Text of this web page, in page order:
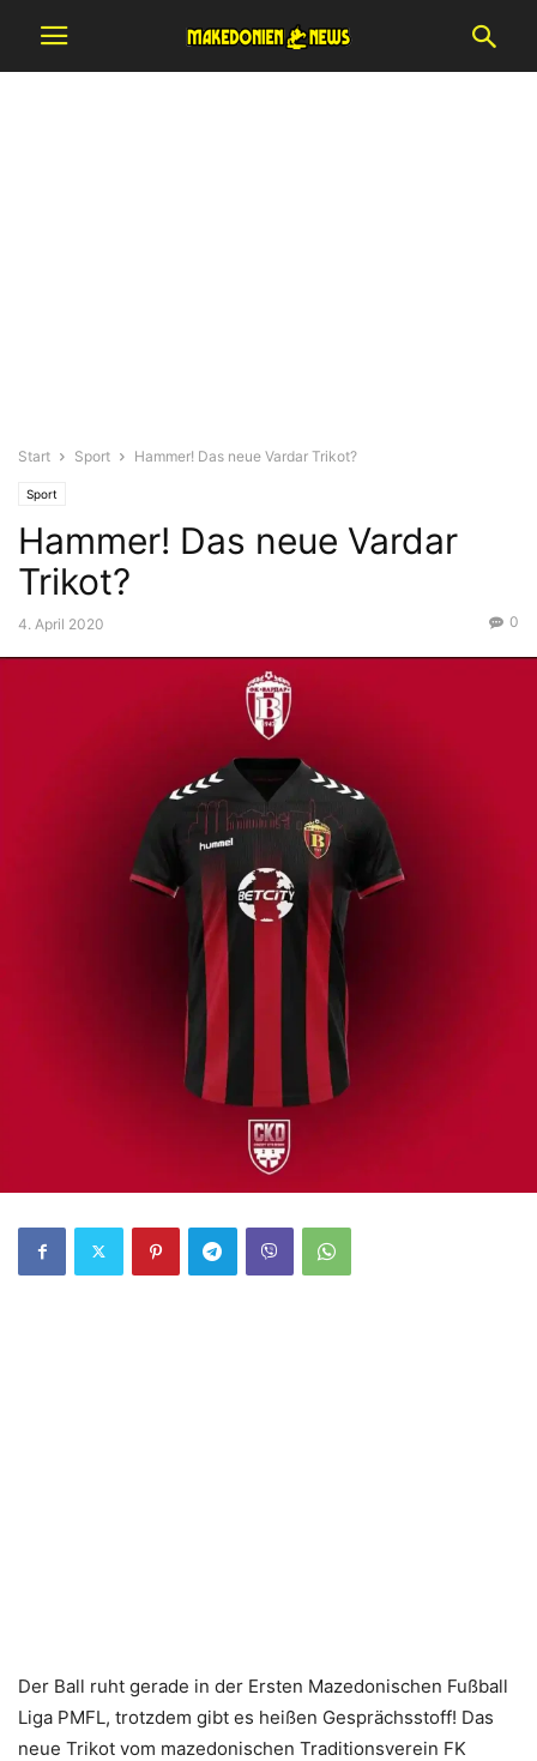
Start Sport Hammer! Das neue Vardar Trikot?
Sport
Hammer! Das neue Vardar
Trikot?
4. April 2020 0
Der Ball ruht gerade in der Ersten Mazedonischen Fußball
Liga PMFL, trotzdem gibt es heißen Gesprächsstoff! Das
neue Trikot vom mazedonischen Traditionsverein FK